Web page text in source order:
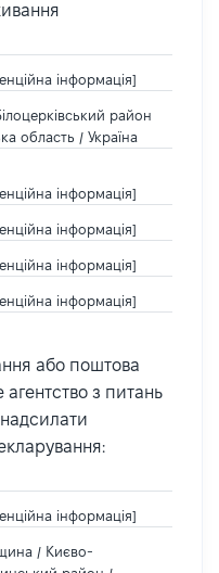
інформація]
район
область / Україна
інформація]
інформація]
інформація]
інформація]
або поштова
з питань
інформація]
/ Києво-